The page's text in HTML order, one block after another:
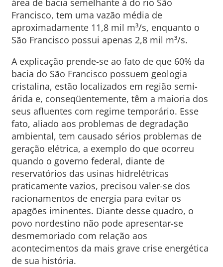
área de bacia semelhante à do rio São
Francisco, tem uma vazão média de
aproximadamente 11,8 mil m³/s, enquanto o
São Francisco possui apenas 2,8 mil m³/s.
A explicação prende-se ao fato de que 60% da
bacia do São Francisco possuem geologia
cristalina, estão localizados em região semi-
árida e, conseqüentemente, têm a maioria dos
seus afluentes com regime temporário. Esse
fato, aliado aos problemas de degradação
ambiental, tem causado sérios problemas de
geração elétrica, a exemplo do que ocorreu
quando o governo federal, diante de
reservatórios das usinas hidrelétricas
praticamente vazios, precisou valer-se dos
racionamentos de energia para evitar os
apagões iminentes. Diante desse quadro, o
povo nordestino não pode apresentar-se
desmemoriado com relação aos
acontecimentos da mais grave crise energética
de sua história.